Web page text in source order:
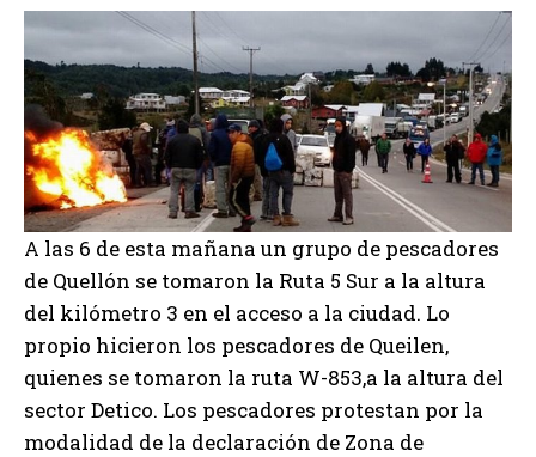
A las 6 de esta mañana un grupo de pescadores
de Quellón se tomaron la Ruta 5 Sur a la altura
del kilómetro 3 en el acceso a la ciudad. Lo
propio hicieron los pescadores de Queilen,
quienes se tomaron la ruta W-853,a la altura del
sector Detico. Los pescadores protestan por la
modalidad de la declaración de Zona de